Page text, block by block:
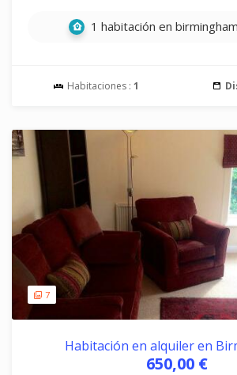
1 habitación en
Habitaciones : 1
7
Habitación en alquiler en
650,00 €